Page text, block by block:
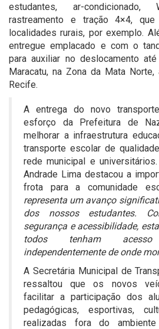
estudantes, ar-
rastreamento e tração 4×4,
localidades rurais, por exemplo.
entregue emplacado e com o
para auxiliar no deslocamento
Maracatu, na Zona da Mata
Recife.
A entrega do novo
esforço da Prefeitura de
melhorar a infraestrutura
transporte escolar de
rede municipal e
Andrade Lima destacou a
frota para a comunidade
representa um avanço
dos nossos estudantes.
segurança e acessibilidade,
todos tenham
independentemente de onde
A Secretária Municipal de
ressaltou que os novos
facilitar a participação dos
pedagógicas, esportivas,
realizadas fora do ambiente